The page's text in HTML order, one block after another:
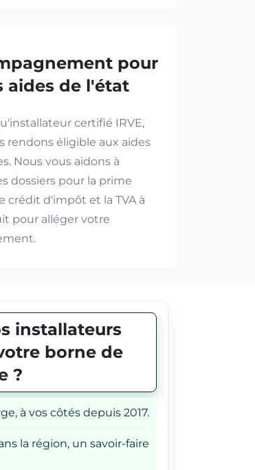
pour
aides de l'état
certifié IRVE,
rendons éligible aux aides
Nous vous aidons à
dossiers pour la prime
crédit d'impôt et la TVA à
pour alléger votre
installateurs
borne de
?
à vos côtés depuis 2017.
la région, un savoir-faire